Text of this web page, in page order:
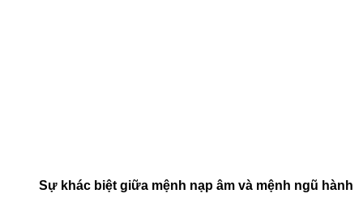
Sự khác biệt giữa mệnh nạp âm và mệnh ngũ hành